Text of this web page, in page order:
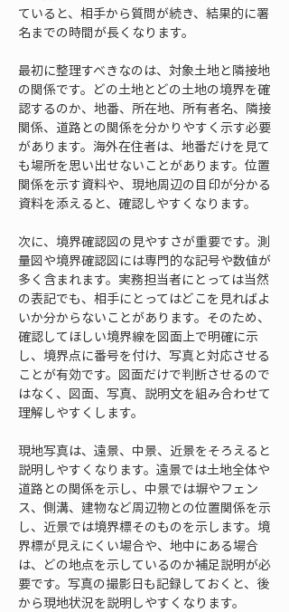
ていると、相手から質問が続き、結果的に署
名までの時間が長くなります。
最初に整理すべきなのは、対象土地と隣接地
の関係です。どの土地とどの土地の境界を確
認するのか、地番、所在地、所有者名、隣接
関係、道路との関係を分かりやすく示す必要
があります。海外在住者は、地番だけを見て
も場所を思い出せないことがあります。位置
関係を示す資料や、現地周辺の目印が分かる
資料を添えると、確認しやすくなります。
次に、境界確認図の見やすさが重要です。測
量図や境界確認図には専門的な記号や数値が
多く含まれます。実務担当者にとっては当然
の表記でも、相手にとってはどこを見ればよ
いか分からないことがあります。そのため、
確認してほしい境界線を図面上で明確に示
し、境界点に番号を付け、写真と対応させる
ことが有効です。図面だけで判断させるので
はなく、図面、写真、説明文を組み合わせて
理解しやすくします。
現地写真は、遠景、中景、近景をそろえると
説明しやすくなります。遠景では土地全体や
道路との関係を示し、中景では塀やフェン
ス、側溝、建物など周辺物との位置関係を示
し、近景では境界標そのものを示します。境
界標が見えにくい場合や、地中にある場合
は、どの地点を示しているのか補足説明が必
要です。写真の撮影日も記録しておくと、後
から現地状況を説明しやすくなります。